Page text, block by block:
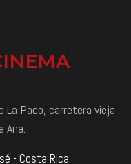
Paco, carretera vieja
Ana.
- Costa Rica